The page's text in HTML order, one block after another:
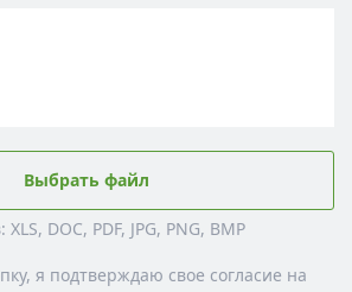
Выбрать файл
DOC, PDF, JPG, PNG, BMP
я подтверждаю свое согласие на